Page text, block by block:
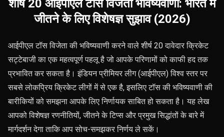
शीर्ष 20 आईपीएल टॉस विजेता भविष्यवाणी: भारत में
जीतने के लिए विशेषज्ञ सुझाव (2026)
आईपीएल टॉस विजेता की भविष्यवाणी करने वाले शीर्ष 20 दावेदार क्रिकेट
सट्टेबाजी का एक महत्वपूर्ण पहलू है जो आपके परिणामों को काफी हद तक
प्रभावित कर सकता है। इंडियन प्रीमियर लीग (आईपीएल) विश्व स्तर पर
सबसे लोकप्रिय क्रिकेट लीगों में से एक है, इसलिए टॉस की भविष्यवाणी की
बारीकियों को समझना आपके लिए निर्णायक साबित हो सकता है। यह लेख
आपको विशेषज्ञ रणनीतियों, जीतने के टिप्स और प्रमुख सिद्धांतों के बारे में
मार्गदर्शन देगा ताकि आप सोच-समझकर निर्णय ले सकें।